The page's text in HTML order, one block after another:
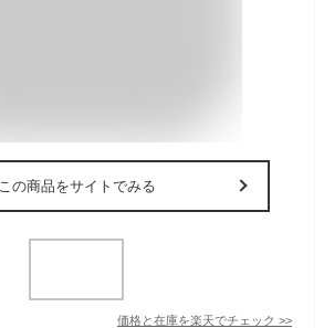
この商品をサイトでみる
価格と在庫を楽天でチェック >>